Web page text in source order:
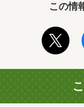
この情